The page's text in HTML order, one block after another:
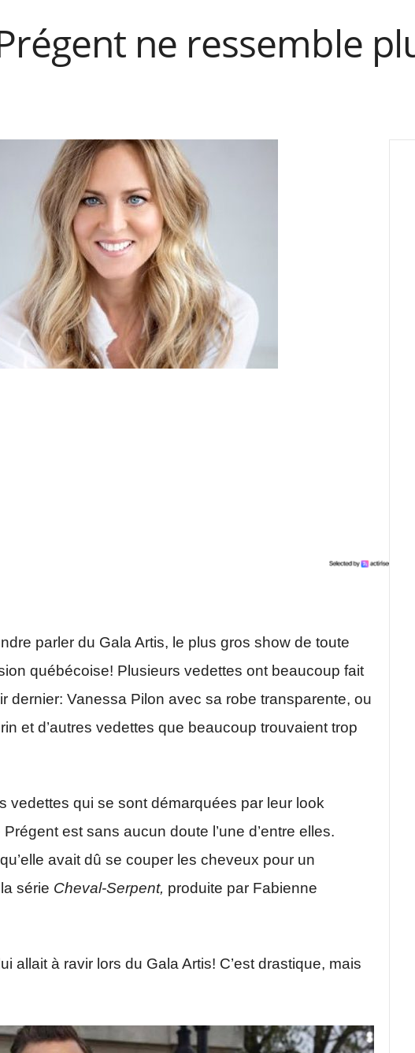
ne ressemble
parler du Gala Artis, le plus gros show de toute
québécoise! Plusieurs vedettes ont beaucoup fait
dernier: Vanessa Pilon avec sa robe transparente, ou
et d’autres vedettes que beaucoup trouvaient trop
vedettes qui se sont démarquées par leur look
est sans aucun doute l’une d’entre elles.
avait dû se couper les cheveux pour un
série Cheval-Serpent, produite par Fabienne
allait à ravir lors du Gala Artis! C’est drastique, mais